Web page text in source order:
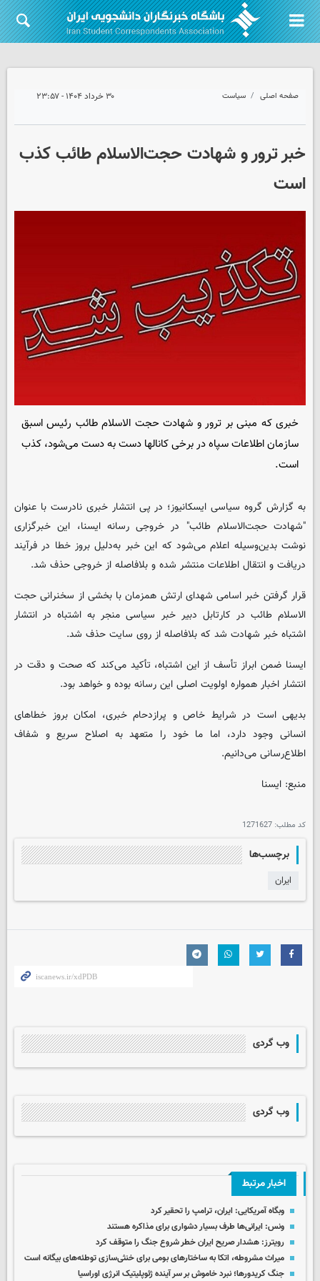
صفحه اصلی سیاست ۳۰ خرداد ۱۴۰۴ - ۲۳:۵۷
خبر ترور و شهادت حجت‌الاسلام طائب کذب
است
خبری که مبنی بر ترور و شهادت حجت الاسلام طائب رئیس اسبق
سازمان اطلاعات سپاه در برخی کانالها دست به دست می‌شود، کذب
است.
به گزارش گروه سیاسی ایسکانیوز؛ در پی انتشار خبری نادرست با عنوان
"شهادت حجت‌الاسلام طائب" در خروجی‌ رسانه ایسنا، این خبرگزاری
نوشت بدین‌وسیله اعلام می‌شود که این خبر به‌دلیل بروز خطا در فرآیند
دریافت و انتقال اطلاعات منتشر شده و بلافاصله از خروجی حذف شد.
قرار گرفتن خبر اسامی شهدای ارتش همزمان با بخشی از سخنرانی حجت
الاسلام طائب در کارتابل دبیر خبر سیاسی منجر به اشتباه در انتشار
اشتباه خبر شهادت شد که بلافاصله از روی سایت حذف شد.
ایسنا ضمن ابراز تأسف از این اشتباه، تأکید می‌کند که صحت و دقت در
انتشار اخبار همواره اولویت اصلی این رسانه بوده و خواهد بود.
بدیهی است در شرایط خاص و پرازدحام خبری، امکان بروز خطاهای
انسانی وجود دارد، اما ما خود را متعهد به اصلاح سریع و شفاف
اطلاع‌رسانی می‌دانیم.
منبع: ایسنا
کد مطلب: 1271627
برچسب‌ها
ایران
وب گردی
وب گردی
اخبار مرتبط
وبگاه آمریکایی: ایران، ترامپ را تحقیر کرد
ونس: ایرانی‌ها طرف بسیار دشواری برای مذاکره هستند
رویترز: هشدار صریح ایران خطر شروع جنگ را متوقف کرد
میراث مشروطه، اتکا به ساختارهای بومی برای خنثی‌سازی توطئه‌های بیگانه است
جنگ کریدورها؛ نبرد خاموش بر سر آینده ژئوپلیتیک انرژی اوراسیا